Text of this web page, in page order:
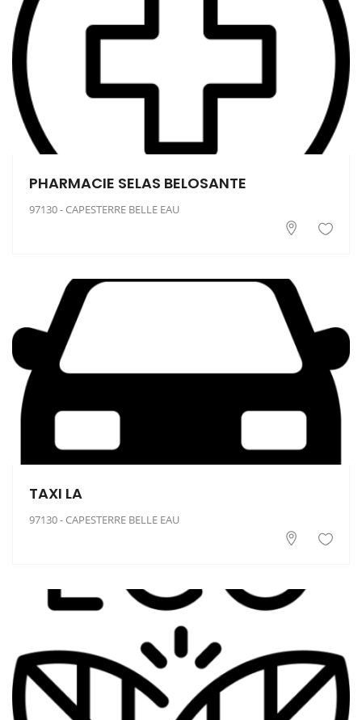
PHARMACIE SELAS BELOSANTE
97130 - CAPESTERRE BELLE EAU
TAXI LA
97130 - CAPESTERRE BELLE EAU